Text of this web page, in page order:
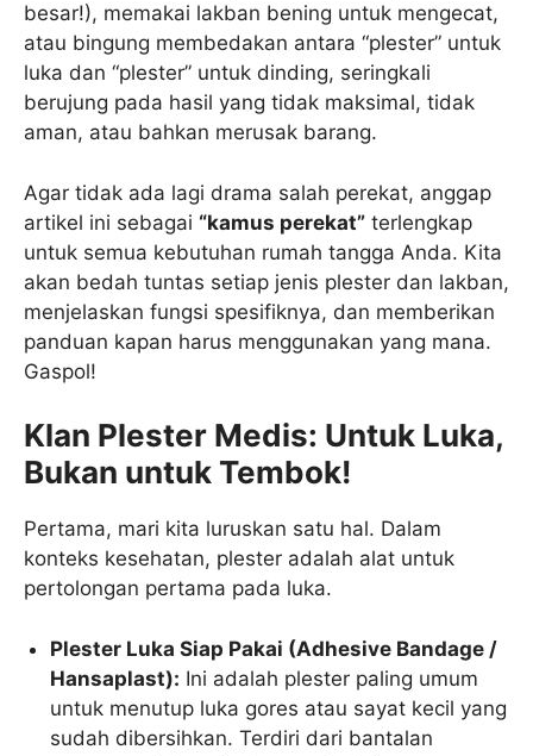
besar!), memakai lakban bening untuk mengecat,
atau bingung membedakan antara “plester” untuk
luka dan “plester” untuk dinding, seringkali
berujung pada hasil yang tidak maksimal, tidak
aman, atau bahkan merusak barang.
Agar tidak ada lagi drama salah perekat, anggap
artikel ini sebagai “kamus perekat” terlengkap
untuk semua kebutuhan rumah tangga Anda. Kita
akan bedah tuntas setiap jenis plester dan lakban,
menjelaskan fungsi spesifiknya, dan memberikan
panduan kapan harus menggunakan yang mana.
Gaspol!
Klan Plester Medis: Untuk Luka,
Bukan untuk Tembok!
Pertama, mari kita luruskan satu hal. Dalam
konteks kesehatan, plester adalah alat untuk
pertolongan pertama pada luka.
Plester Luka Siap Pakai (Adhesive Bandage /
Hansaplast): Ini adalah plester paling umum
untuk menutup luka gores atau sayat kecil yang
sudah dibersihkan. Terdiri dari bantalan